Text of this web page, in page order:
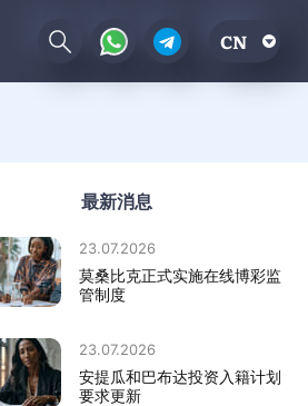
CN
最新消息
23.07.2026
莫桑比克正式实施在线博彩监
管制度
23.07.2026
安提瓜和巴布达投资入籍计划
要求更新